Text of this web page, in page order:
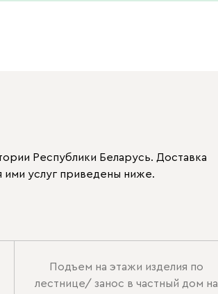
Республики Беларусь. Доставка
ими услуг приведены ниже.
Подъем на этажи изделия по
лестнице/ занос в частный дом на